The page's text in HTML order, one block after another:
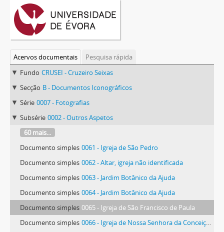
Acervos documentais
Pesquisa rápida
Fundo CRUSEI - Cruzeiro Seixas
Secção B - Documentos Iconográficos
Série 0007 - Fotografias
Subsérie 0002 - Outros Aspetos
60 mais...
Documento simples 0061 - Igreja de São Pedro
Documento simples 0062 - Altar, igreja não identificada
Documento simples 0063 - Jardim Botânico da Ajuda
Documento simples 0064 - Jardim Botânico da Ajuda
Documento simples 0065 - Igreja de São Francisco de Paula
Documento simples 0066 - Igreja de Nossa Senhora da Conceição Velha